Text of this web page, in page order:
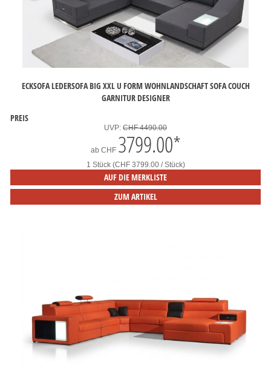
ECKSOFA LEDERSOFA BIG XXL U FORM WOHNLANDSCHAFT SOFA COUCH
GARNITUR DESIGNER
PREIS
UVP: CHF 4490.00
ab CHF 3799.00*
1 Stück (CHF 3799.00 / Stück)
AUF DIE MERKLISTE
ZUM ARTIKEL